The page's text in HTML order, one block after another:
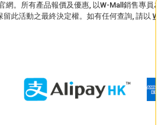
網。所有產品報價及優惠, 以W-Mall銷售專員
留此活動之最終決定權。如有任何查詢, 請以